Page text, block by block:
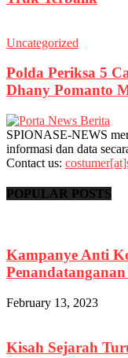
Uncategorized
Polda Periksa 5
Dhany Pomanto
SPIONASE-NEWS
informasi dan data
Contact us:
POPULAR POSTS
Kampanye Anti
February 13, 2023
Kisah Sejarah